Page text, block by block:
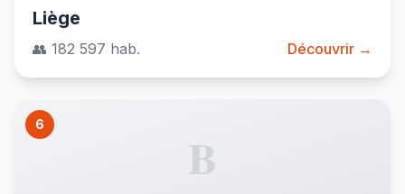
Liège
👥 182 597 hab. Découvrir →
6
B